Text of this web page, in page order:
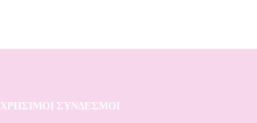
ΧΡΗΣΙΜΟΙ ΣΥΝΔΕΣΜΟΙ